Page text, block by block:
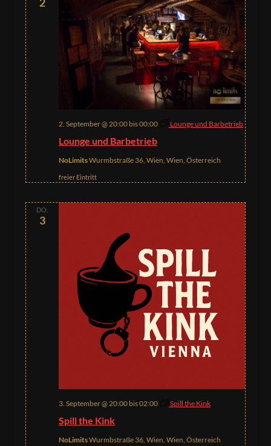
2
Lounge und Barbetrieb
2. September @ 20:00bis00:00 Lounge und Barbetrieb
NoLimitsWurmbstraße 36, Wien, Wien, Österreich
freier Eintritt
DO.
3
Spill the Kink
3. September @ 20:00bis02:00 Spill the Kink
NoLimitsWurmbstraße 36, Wien, Wien, Österreich